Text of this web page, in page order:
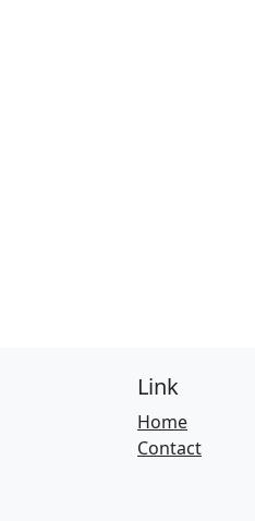
Link
Home
Contact